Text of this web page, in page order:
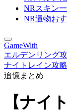
NRスキン
NR遺物お
GameWith
エルデンリング
ナイトレイン攻略
追憶まとめ
【ナイ